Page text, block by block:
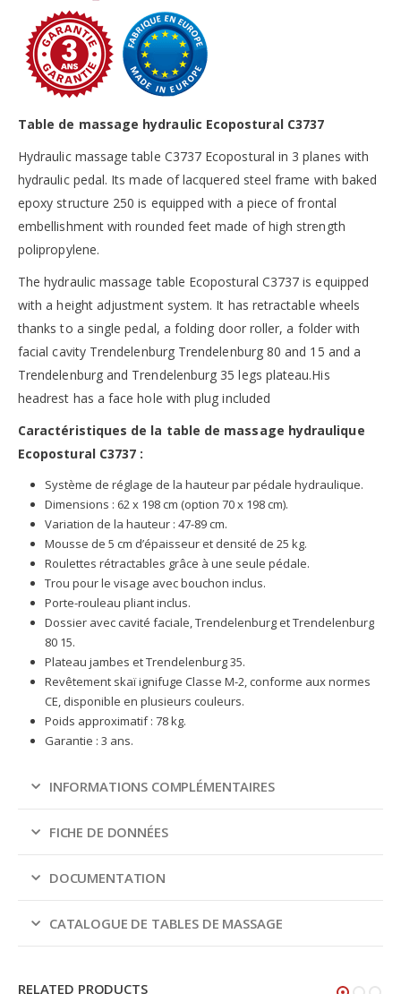
Table de massage hydraulic Ecopostural C3737
Hydraulic massage table C3737 Ecopostural in 3 planes with
hydraulic pedal. Its made of lacquered steel frame with baked
epoxy structure 250 is equipped with a piece of frontal
embellishment with rounded feet made of high strength
polipropylene.
The hydraulic massage table Ecopostural C3737 is equipped
with a height adjustment system. It has retractable wheels
thanks to a single pedal, a folding door roller, a folder with
facial cavity Trendelenburg Trendelenburg 80 and 15 and a
Trendelenburg and Trendelenburg 35 legs plateau.His
headrest has a face hole with plug included
Caractéristiques de la table de massage hydraulique
Ecopostural C3737 :
Système de réglage de la hauteur par pédale hydraulique.
Dimensions : 62 x 198 cm (option 70 x 198 cm).
Variation de la hauteur : 47-89 cm.
Mousse de 5 cm d’épaisseur et densité de 25 kg.
Roulettes rétractables grâce à une seule pédale.
Trou pour le visage avec bouchon inclus.
Porte-rouleau pliant inclus.
Dossier avec cavité faciale, Trendelenburg et Trendelenburg
80 15.
Plateau jambes et Trendelenburg 35.
Revêtement skaï ignifuge Classe M-2, conforme aux normes
CE, disponible en plusieurs couleurs.
Poids approximatif : 78 kg.
Garantie : 3 ans.
INFORMATIONS COMPLÉMENTAIRES
FICHE DE DONNÉES
DOCUMENTATION
CATALOGUE DE TABLES DE MASSAGE
RELATED PRODUCTS